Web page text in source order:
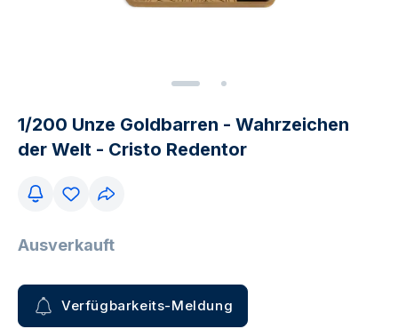
1/200 Unze Goldbarren - Wahrzeichen
der Welt - Cristo Redentor
Ausverkauft
Verfügbarkeits-Meldung